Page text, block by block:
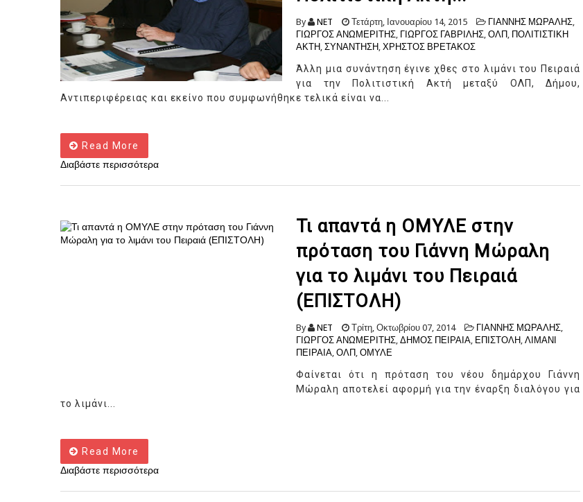
By NET Τετάρτη, Ιανουαρίου 14, 2015 ΓΙΑΝΝΗΣ ΜΩΡΑΛΗΣ,
ΓΙΩΡΓΟΣ ΑΝΩΜΕΡΙΤΗΣ, ΓΙΩΡΓΟΣ ΓΑΒΡΙΛΗΣ, ΟΛΠ, ΠΟΛΙΤΙΣΤΙΚΗ
ΑΚΤΗ, ΣΥΝΑΝΤΗΣΗ, ΧΡΗΣΤΟΣ ΒΡΕΤΑΚΟΣ
Άλλη μια συνάντηση έγινε χθες στο λιμάνι του Πειραιά
για την Πολιτιστική Ακτή μεταξύ ΟΛΠ, Δήμου,
Αντιπεριφέρειας και εκείνο που συμφωνήθηκε τελικά είναι να...
Read More
Διαβάστε περισσότερα
Τι απαντά η ΟΜΥΛΕ στην
πρόταση του Γιάννη Μώραλη
για το λιμάνι του Πειραιά
(ΕΠΙΣΤΟΛΗ)
By NET Τρίτη, Οκτωβρίου 07, 2014 ΓΙΑΝΝΗΣ ΜΩΡΑΛΗΣ,
ΓΙΩΡΓΟΣ ΑΝΩΜΕΡΙΤΗΣ, ΔΗΜΟΣ ΠΕΙΡΑΙΑ, ΕΠΙΣΤΟΛΗ, ΛΙΜΑΝΙ
ΠΕΙΡΑΙΑ, ΟΛΠ, ΟΜΥΛΕ
Φαίνεται ότι η πρόταση του νέου δημάρχου Γιάννη
Μώραλη αποτελεί αφορμή για την έναρξη διαλόγου για
το λιμάνι...
Read More
Διαβάστε περισσότερα